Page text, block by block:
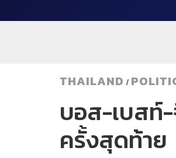
THAILAND /
บอส-เบสท์
ครั้งสุดท้าย